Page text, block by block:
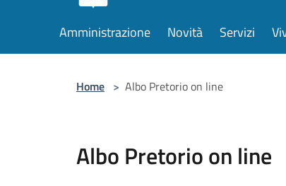
Amministrazione Novità Servizi
Home > Albo Pretorio on line
Albo Pretorio on line